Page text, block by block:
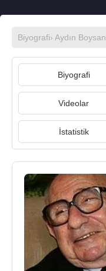
Biyografi› Aydın Boysan
Biyografi
Videolar
İstatistik